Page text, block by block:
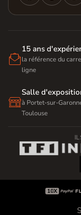

15 ans
la référence du
ligne

Salle
à Portet-sur-
Toulouse
